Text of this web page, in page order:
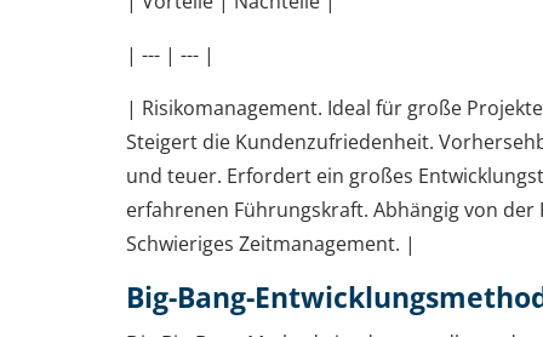
| --- | --- |
| Risikomanagement. Ideal für große
Steigert die Kundenzufriedenheit.
und teuer. Erfordert ein großes
erfahrenen Führungskraft. Abhängig von der
Schwieriges Zeitmanagement. |
Big-Bang-